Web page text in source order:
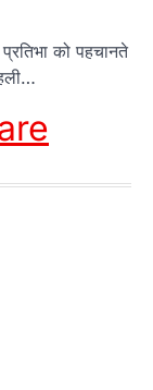
को पहचानते